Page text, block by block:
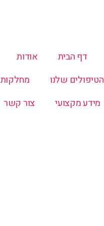
דף הבית
אודות
הטיפולים שלנו
מחלקות
מידע מקצועי
צור קשר